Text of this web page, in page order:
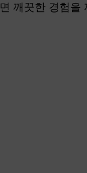
깨끗한 경험을